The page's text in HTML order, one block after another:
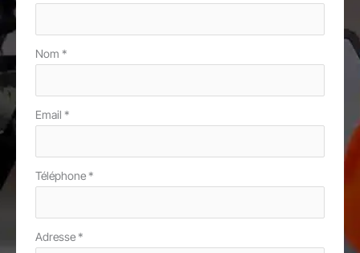
avec
téléphone
Nom *
Email *
Téléphone*
Adresse*